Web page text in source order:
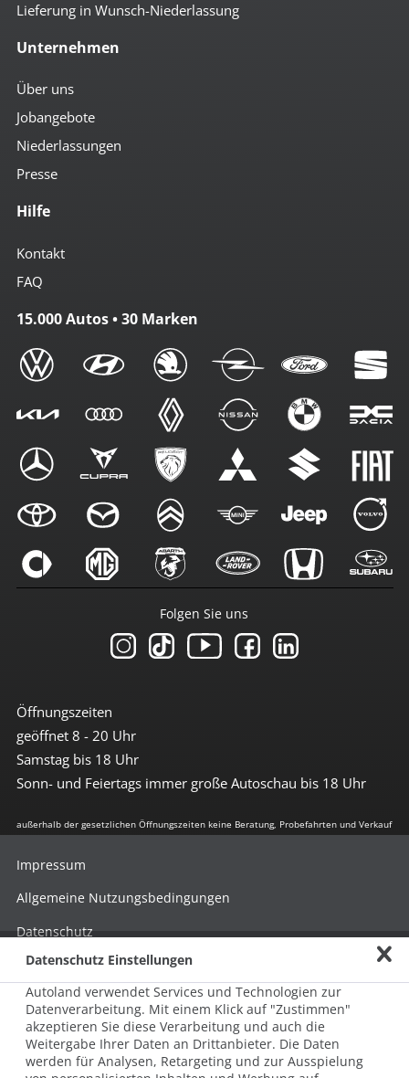
Lieferung in Wunsch-Niederlassung
Unternehmen
Über uns
Jobangebote
Niederlassungen
Presse
Hilfe
Kontakt
FAQ
15.000 Autos • 30 Marken
Öffnungszeiten
geöffnet 8 - 20 Uhr
Samstag bis 18 Uhr
Sonn- und Feiertags immer große Autoschau bis 18 Uhr
Folgen Sie uns
außerhalb der gesetzlichen Öffnungszeiten keine Beratung, Probefahrten und Verkauf
© 2026 AUTOLAND 24 SE & Co. Betriebs KG
Werner-von-Siemens-Str. 2, 06796 Brehna, Deutschland
Impressum
Allgemeine Nutzungsbedingungen
Datenschutz
Hinweisgebersystem nach HinSchG
Beschwerde nach LkSG
Grundsatzerklärung zum LkSG
Datenschutz Einstellungen
Autoland verwendet Services und Technologien zur
Datenverarbeitung. Mit einem Klick auf "Zustimmen"
akzeptieren Sie diese Verarbeitung und auch die
Weitergabe Ihrer Daten an Drittanbieter. Die Daten
werden für Analysen, Retargeting und zur Ausspielung